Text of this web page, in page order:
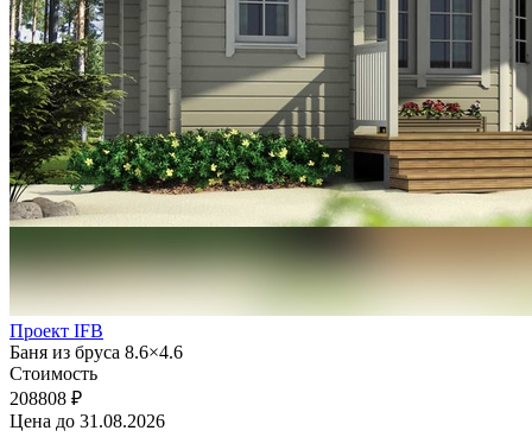
Проект IFB
Баня из бруса 8.6×4.6
Стоимость
208808 ₽
Цена до 31.08.2026